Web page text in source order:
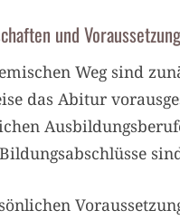
und
Weg sind
das Abitur